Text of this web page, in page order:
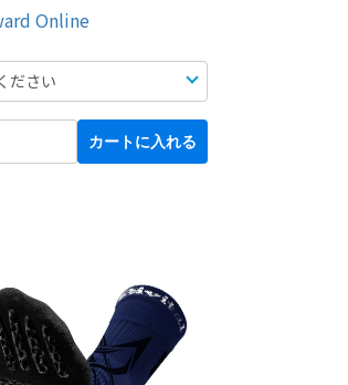
Online
カートに入れる